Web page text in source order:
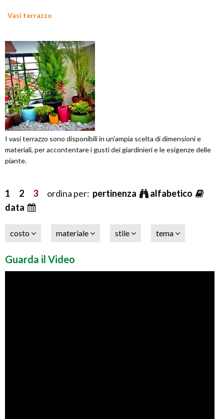
Vasi terrazzo
I vasi terrazzo sono disponibili in un'ampia scelta di dimensioni e
materiali, per accontentare i gusti dei giardinieri e le esigenze delle
piante.
1 2 3ordina per: pertinenza
alfabetico
data
costo materiale stile tema
Guarda il Video